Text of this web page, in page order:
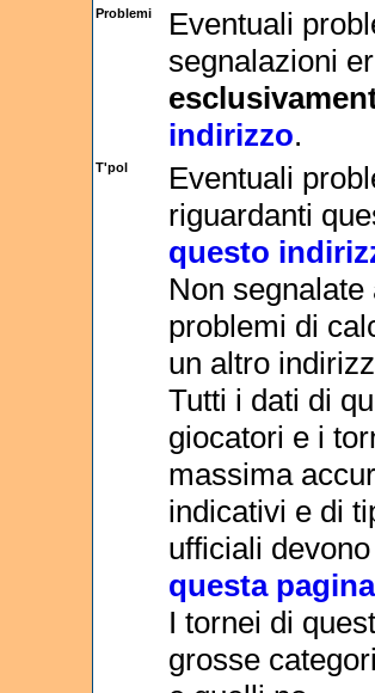
Problemi
Eventuali
segnalazioni
indirizzo.
T'pol
Eventuali
riguardanti
questo
Non
problemi di
un altro
Tutti i dati di
giocatori e i
massima
indicativi e di
ufficiali
questa pagina
I tornei di
grosse